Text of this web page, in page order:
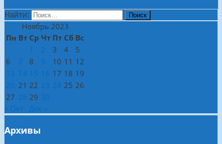
Найти:
Ноябрь 2023
Пн Вт Ср Чт Пт Сб Вс
1
2 3 4
5
6
7 8 9 10 11 12
13 14 15 16 17 18 19
20 21 22 23 24 25 26
27 28 29 30
« Окт
Дек »
Архивы